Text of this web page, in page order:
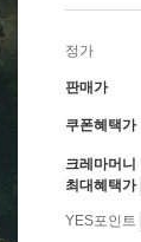
정가
판매가
쿠폰혜택가
크레마머니
최대혜택가
YES포인트